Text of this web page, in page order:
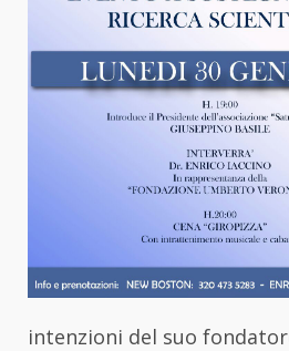
intenzioni del suo